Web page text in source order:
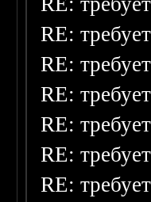
RE:
RE:
RE:
RE:
RE:
RE: